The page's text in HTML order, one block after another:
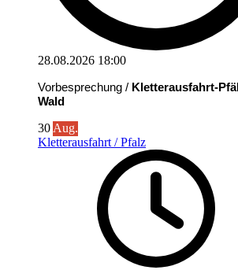
28.08.2026 18:00
Vorbesprechung / Kletterausfahrt-
Wald
30Aug.
Kletterausfahrt / Pfalz